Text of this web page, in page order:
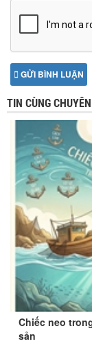
GỬI BÌNH LUẬN
TIN CÙNG
Chiếc neo
sản